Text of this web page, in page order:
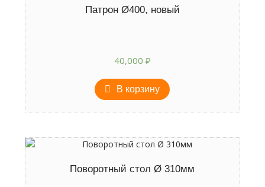
Патрон Ø400, новый
40,000 ₽
В корзину
Поворотный стол Ø 310мм